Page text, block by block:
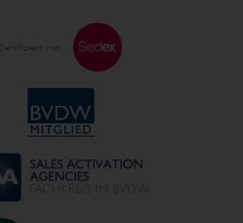
Zertifiziert von